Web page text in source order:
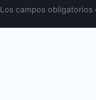
Los campos obligatorios